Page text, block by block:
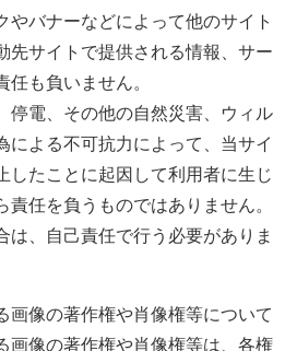
やバナーなどによって他のサイト
先サイトで提供される情報、サー
任も負いません。
停電、その他の自然災害、ウィル
による不可抗力によって、当サイ
したことに起因して利用者に生じ
責任を負うものではありません。
は、自己責任で行う必要がありま
画像の著作権や肖像権等について
画像の著作権や肖像権等は、各権